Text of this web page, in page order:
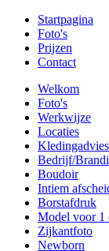
Startpagina
Foto's
Prijzen
Contact
Welkom
Foto's
Werkwijze
Locaties
Kledingadvies
Bedrijf/
Boudoir
Intiem
Borstafdruk
Model voor 1
Zijkantfoto
Newborn